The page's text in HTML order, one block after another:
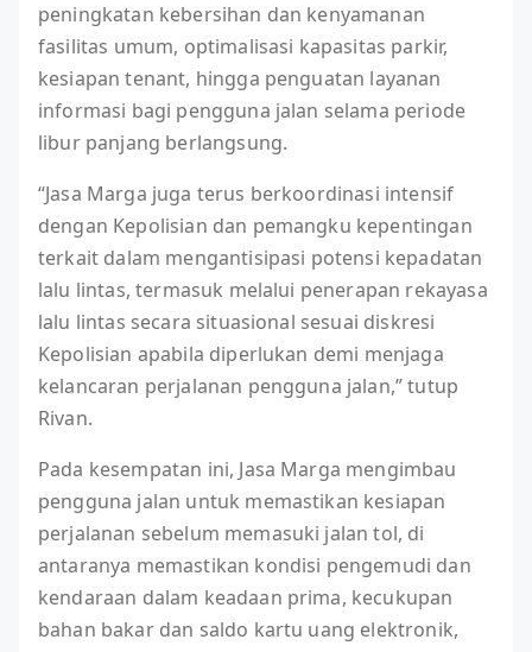
peningkatan kebersihan dan kenyamanan
fasilitas umum, optimalisasi kapasitas parkir,
kesiapan tenant, hingga penguatan layanan
informasi bagi pengguna jalan selama periode
libur panjang berlangsung.
“Jasa Marga juga terus berkoordinasi intensif
dengan Kepolisian dan pemangku kepentingan
terkait dalam mengantisipasi potensi kepadatan
lalu lintas, termasuk melalui penerapan rekayasa
lalu lintas secara situasional sesuai diskresi
Kepolisian apabila diperlukan demi menjaga
kelancaran perjalanan pengguna jalan,” tutup
Rivan.
Pada kesempatan ini, Jasa Marga mengimbau
pengguna jalan untuk memastikan kesiapan
perjalanan sebelum memasuki jalan tol, di
antaranya memastikan kondisi pengemudi dan
kendaraan dalam keadaan prima, kecukupan
bahan bakar dan saldo kartu uang elektronik,